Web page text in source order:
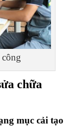
chữa
mục cải tạo